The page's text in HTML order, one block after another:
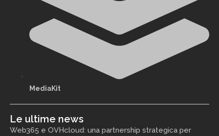
MediaKit
Le ultime news
Web365 e OVHcloud: una partnership strategica per